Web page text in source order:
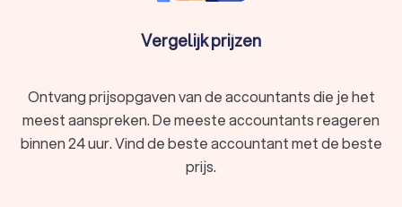
Nauwkeurigheid
: Zorgvuldig werken om fouten te
voorkomen.
Analytisch vermogen : In staat om financiële gegevens
te analyseren en te interpreteren.
: Eerlijk en ethisch werken, vertrouwelijke
Vergelijk prijzen
Ontvang prijsopgaven van de accountants die je het
meest aanspreken. De meeste accountants reageren
binnen 24 uur. Vind de beste accountant met de beste
prijs.